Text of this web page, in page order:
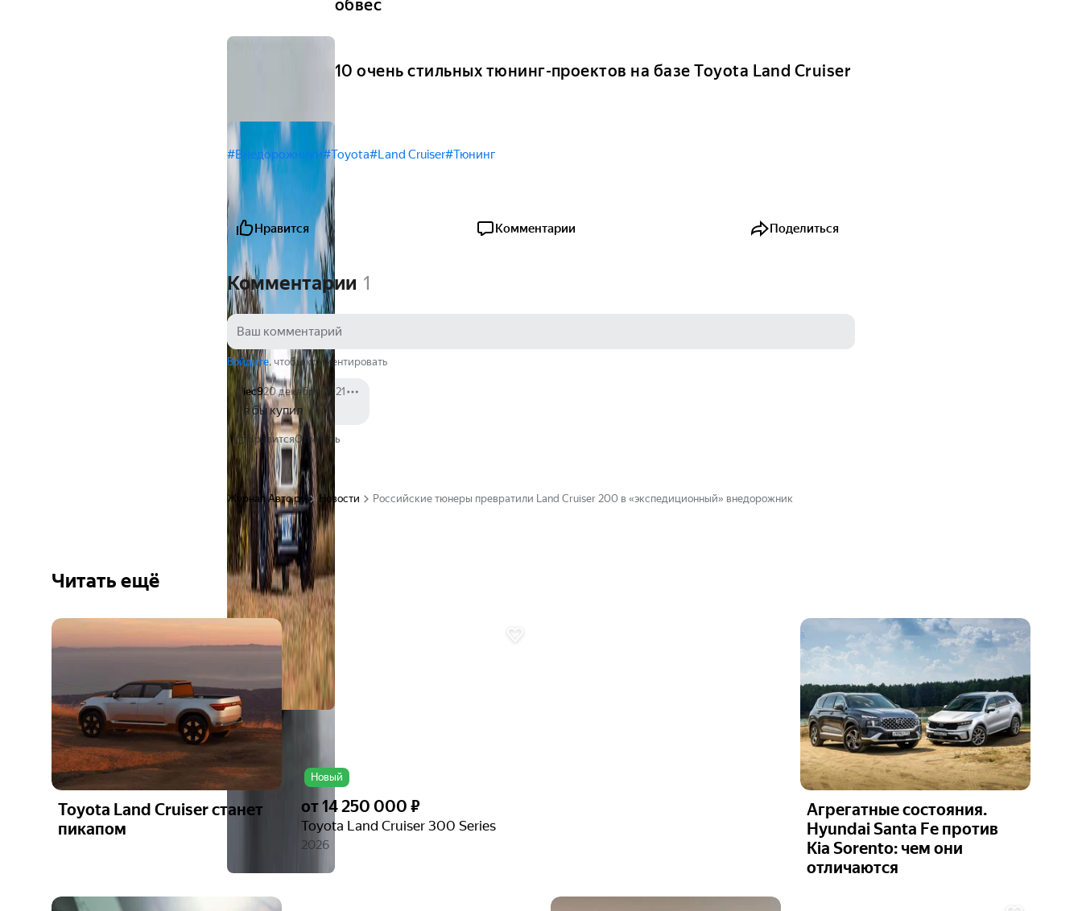
обвес
10 очень стильных тюнинг-проектов на базе Toyota Land Cruiser
#Внедорожники#Toyota#Land Cruiser#Тюнинг
Нравится Комментарии Поделиться
Комментарии 1
Войдите, чтобы комментировать
iec920 декабря 2021
я бы купил
НравитсяОтветить
Журнал Авто.ру Новости Российские тюнеры превратили Land Cruiser 200 в «экспедиционный» внедорожник
Читать ещё
Toyota Land Cruiser станет
пикапом
Новый
Ещё 6
фото
от14 250 000 ₽
Toyota Land Cruiser 300 Series
2026
Агрегатные состояния.
Hyundai Santa Fe против
Kia Sorento: чем они
отличаются